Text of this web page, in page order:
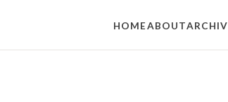
HOMEABOUTARCHIV